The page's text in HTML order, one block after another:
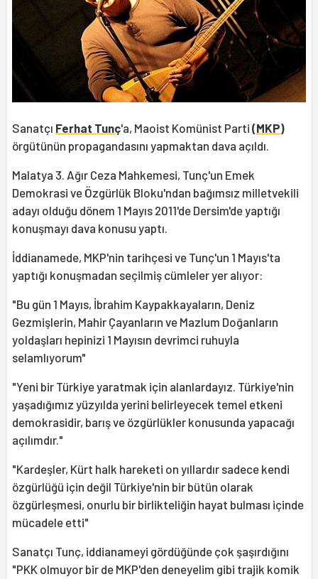
Sanatçı Ferhat Tunç'a, Maoist Komünist Parti (MKP)
örgütünün propagandasını yapmaktan dava açıldı.
Malatya 3. Ağır Ceza Mahkemesi, Tunç'un Emek
Demokrasi ve Özgürlük Bloku'ndan bağımsız milletvekili
adayı olduğu dönem 1 Mayıs 2011'de Dersim'de yaptığı
konuşmayı dava konusu yaptı.
İddianamede, MKP'nin tarihçesi ve Tunç'un 1 Mayıs'ta
yaptığı konuşmadan seçilmiş cümleler yer alıyor:
"Bu gün 1 Mayıs, İbrahim Kaypakkayaların, Deniz
Gezmişlerin, Mahir Çayanların ve Mazlum Doğanların
yoldaşları hepinizi 1 Mayısın devrimci ruhuyla
selamlıyorum"
"Yeni bir Türkiye yaratmak için alanlardayız. Türkiye'nin
yaşadığımız yüzyılda yerini belirleyecek temel etkeni
demokrasidir, barış ve özgürlükler konusunda yapacağı
açılımdır."
"Kardeşler, Kürt halk hareketi on yıllardır sadece kendi
özgürlüğü için değil Türkiye'nin bir bütün olarak
özgürleşmesi, onurlu bir birlikteliğin hayat bulması içinde
mücadele etti"
Sanatçı Tunç, iddianameyi gördüğünde çok şaşırdığını
"PKK olmuyor bir de MKP'den deneyelim gibi trajik komik